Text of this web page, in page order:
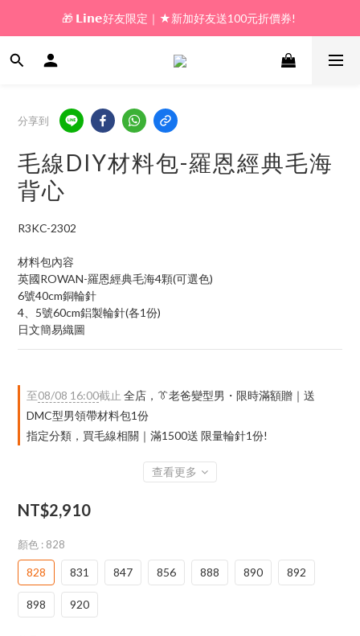
🎁 新好友購物金｜★加入新會員領券送100元!
🎁 𝗟𝗶𝗻𝗲好友限定｜★新加好友送100元折價券!
🎁 新好友購物金｜★加入新會員領券送100元!
分享到
毛線DIY材料包-羅恩經典毛海
背心
R3KC-2302
材料包內容
英國ROWAN-羅恩經典毛海4顆(可選色)
6號40cm銅輪針
4、5號60cm鋁製輪針(各1份)
日文簡易織圖
至08/08 16:00截止 全店，👔老爸變型男・限時滿額贈｜送
DMC型男領帶材料包1份
指定分類，買毛線相關｜滿1500送 限量輪針1份!
查看更多
NT$2,910
顏色 : 828
828 831 847 856 888 890 892
898 920